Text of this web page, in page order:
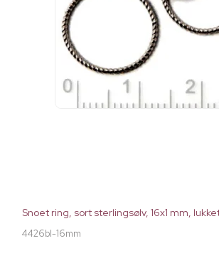
Snoet ring, sort sterlingsølv, 16x1 mm,
4426bl-16mm